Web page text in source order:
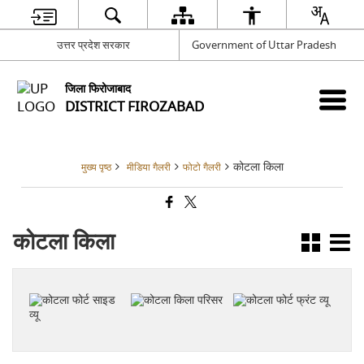
उत्तर प्रदेश सरकार Government of Uttar Pradesh
जिला फिरोजाबाद
DISTRICT FIROZABAD
मुख्य पृष्ठ मीडिया गैलरी फोटो गैलरी कोटला किला
कोटला किला